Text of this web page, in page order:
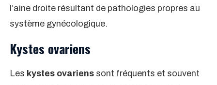
l’aine droite résultant de pathologies propres au
système gynécologique.
Kystes ovariens
Les kystes ovariens sont fréquents et souvent